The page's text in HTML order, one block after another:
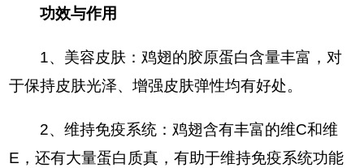
功效与作用
1、美容皮肤：鸡翅的胶原蛋白含量丰富，对
于保持皮肤光泽、增强皮肤弹性均有好处。
2、维持免疫系统：鸡翅含有丰富的维C和维
E，还有大量蛋白质真，有助于维持免疫系统功能